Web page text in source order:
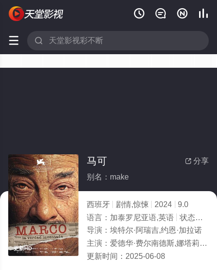
   
 
更新HD
 分享
马可
别名：make
西班牙 剧情,惊悚 2024
9.0
语言： 加泰罗尼亚语,英语 状态：
导演： 埃特尔·阿瑞吉,约恩·加拉诺
主演： 爱德华·费尔南德斯,娜塔莉·波萨,Daniela,Brown
更新时间： 2025-06-08